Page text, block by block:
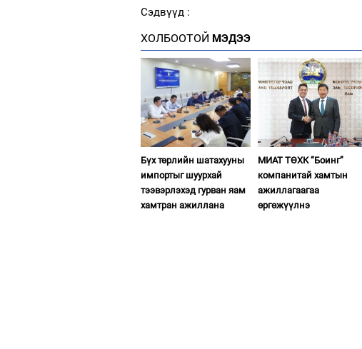
Сэдвүүд :
ХОЛБООТОЙ МЭДЭЭ
Бүх төрлийн шатахууны
импортыг шуурхай
тээвэрлэхэд гурван яам
хамтран ажиллана
МИАТ ТӨХК “Боинг”
компанитай хамтын
ажиллагаагаа
өргөжүүлнэ